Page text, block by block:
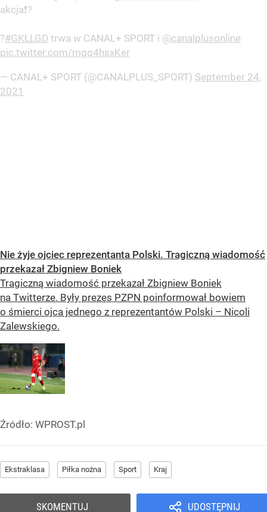
akcja❗?
?#GKŁLGD trwa w CANAL+ SPORT i @canalplusonline
pic.twitter.com/mgq4hsxKer
— CANAL+ SPORT (@CANALPLUS_SPORT) September 24,
2021
Nie żyje ojciec reprezentanta Polski. Tragiczną wiadomość
przekazał Zbigniew Boniek
Tragiczną wiadomość przekazał Zbigniew Boniek
na Twitterze. Były prezes PZPN poinformował bowiem
o śmierci ojca jednego z reprezentantów Polski – Nicoli
Zalewskiego.
Źródło: WPROST.pl
Ekstraklasa Piłka nożna Sport Kraj
UDOSTĘPNIJ
SKOMENTUJ